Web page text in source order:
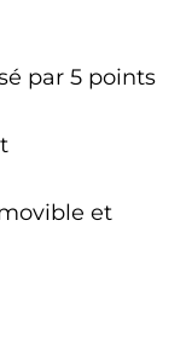
par 5 points
et